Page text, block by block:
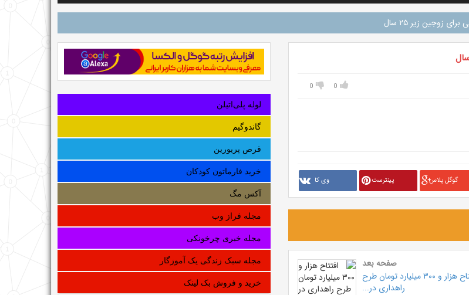
0
0
گوگل پلاس پینترست وی کا
صفحه بعد
افتتاح هزار و ۳۰۰ میلیارد تومان طرح
راهداری در...
لوله‌ پلی‌اتیلن
گاندوگیم
قرص پریورین
خرید فارماتون کودکان
آکس مگ
مجله فراز وب
مجله خبری چرخونکی
مجله سبک زندگی یک آموزگار
خرید و فروش بک لینک